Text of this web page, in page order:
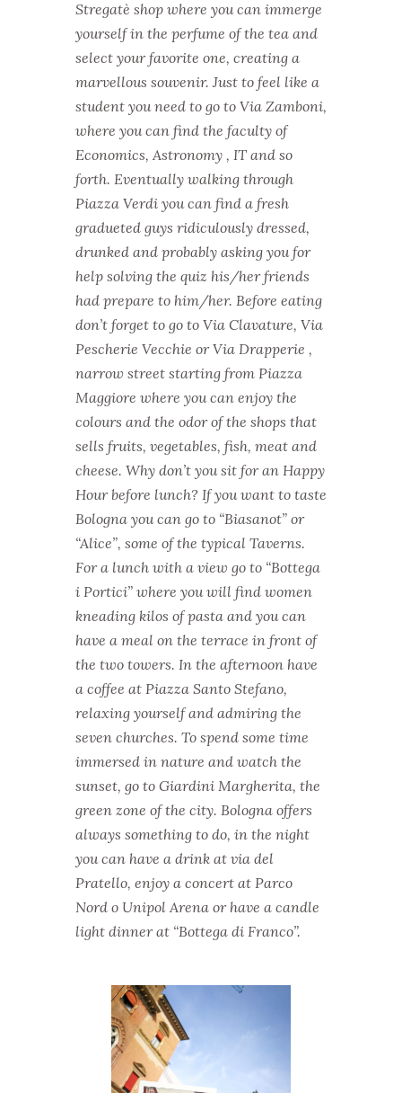
Stregatè shop where you can immerge
yourself in the perfume of the tea and
select your favorite one, creating a
marvellous souvenir. Just to feel like a
student you need to go to Via Zamboni,
where you can find the faculty of
Economics, Astronomy , IT and so
forth. Eventually walking through
Piazza Verdi you can find a fresh
gradueted guys ridiculously dressed,
drunked and probably asking you for
help solving the quiz his/her friends
had prepare to him/her. Before eating
don’t forget to go to Via Clavature, Via
Pescherie Vecchie or Via Drapperie ,
narrow street starting from Piazza
Maggiore where you can enjoy the
colours and the odor of the shops that
sells fruits, vegetables, fish, meat and
cheese. Why don’t you sit for an Happy
Hour before lunch? If you want to taste
Bologna you can go to “Biasanot” or
“Alice”, some of the typical Taverns.
For a lunch with a view go to “Bottega
i Portici” where you will find women
kneading kilos of pasta and you can
have a meal on the terrace in front of
the two towers. In the afternoon have
a coffee at Piazza Santo Stefano,
relaxing yourself and admiring the
seven churches. To spend some time
immersed in nature and watch the
sunset, go to Giardini Margherita, the
green zone of the city. Bologna offers
always something to do, in the night
you can have a drink at via del
Pratello, enjoy a concert at Parco
Nord o Unipol Arena or have a candle
light dinner at “Bottega di Franco”.